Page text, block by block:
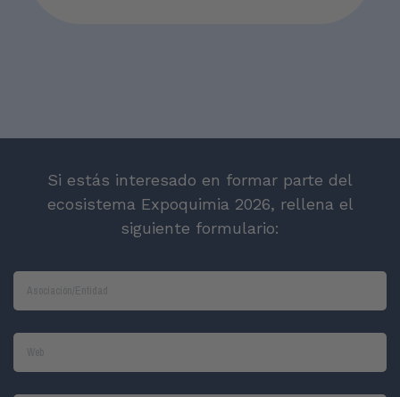
Si estás interesado en formar parte del
ecosistema Expoquimia 2026, rellena el
siguiente formulario: